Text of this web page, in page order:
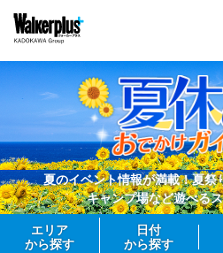
夏のイベント情報が満載！夏祭
キャンプ場など遊べる
エリア
から探す
日付
から探す